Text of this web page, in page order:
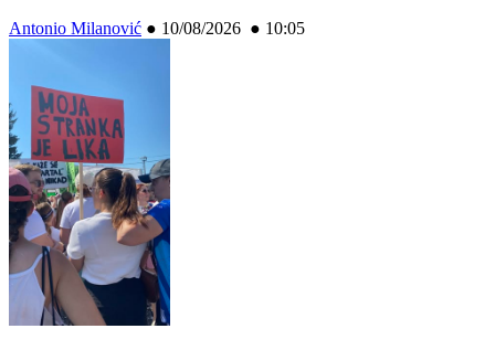
Antonio Milanović ● 10/08/2026 ● 10:05